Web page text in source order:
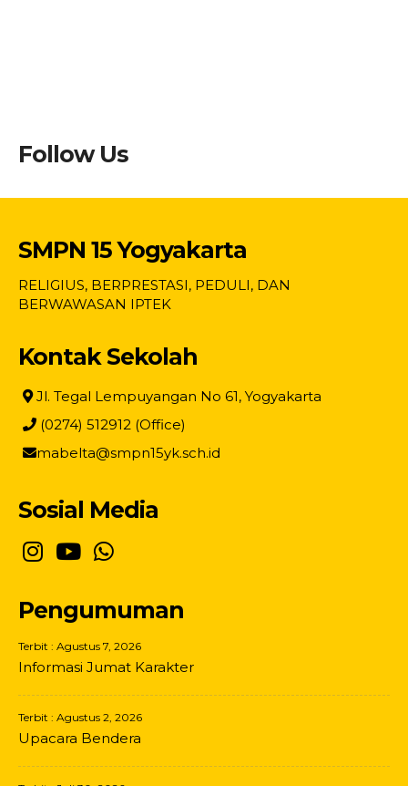
Follow Us
SMPN 15 Yogyakarta
RELIGIUS, BERPRESTASI, PEDULI, DAN
BERWAWASAN IPTEK
Kontak Sekolah
Jl. Tegal Lempuyangan No 61, Yogyakarta
(0274) 512912 (Office)
mabelta@smpn15yk.sch.id
Sosial Media
Pengumuman
Terbit : Agustus 7, 2026
Informasi Jumat Karakter
Terbit : Agustus 2, 2026
Upacara Bendera